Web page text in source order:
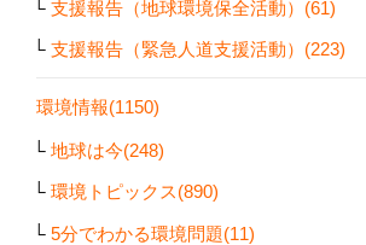
支援報告（地球環境保全活動）(61)
支援報告（緊急人道支援活動）(223)
環境情報(1150)
地球は今(248)
環境トピックス(890)
5分でわかる環境問題(11)